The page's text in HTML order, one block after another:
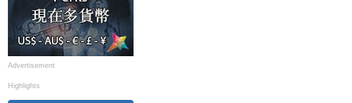
Advertisement
Highlights